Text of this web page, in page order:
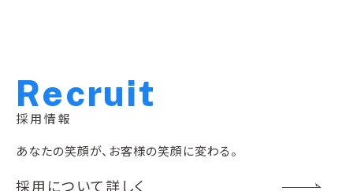
Recruit
採用情報
あなたの笑顔が、お客様の笑顔に変わる。
採用について詳しく